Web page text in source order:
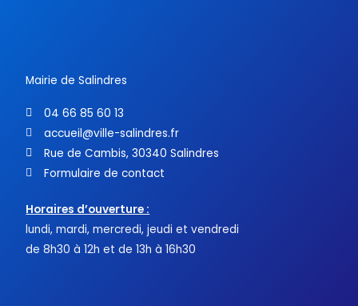
Mairie de Salindres
04 66 85 60 13
accueil@ville-salindres.fr
Rue de Cambis, 30340 Salindres
Formulaire de contact
Horaires d’ouverture :
lundi, mardi, mercredi, jeudi et vendredi
de 8h30 à 12h et de 13h à 16h30